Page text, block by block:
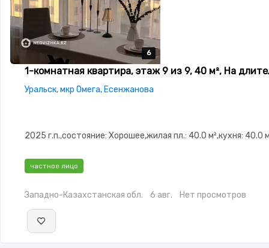
6
6
6
6
6
1-комнатная квартира, этаж 9 из 9, 40 м², На
Уральск, мкр Омега, Есенжанова
2025 г.п.,состояние: Хорошее,жилая пл.: 40.0 м²,кухня: 40.0
частное лицо
Западно-Казахстанская обл. 6 авг. Нет просмотров